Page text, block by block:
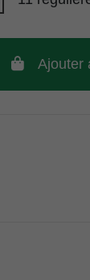
Ajouter